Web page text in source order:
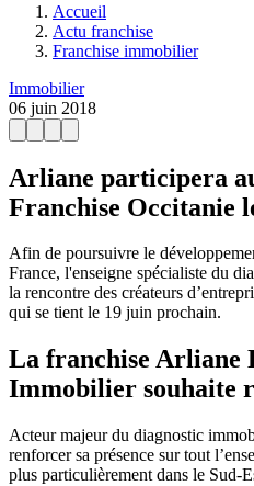
Accueil
Actu franchise
Franchise immobilier
Immobilier
06 juin 2018
Arliane participera
Franchise Occitanie
Afin de poursuivre le
France, l'enseigne spécialiste du
la rencontre des créateurs
qui se tient le 19 juin prochain.
La franchise Arliane
Immobilier souhaite
Acteur majeur du diagnostic
renforcer sa présence sur tout
plus particulièrement dans le Sud-